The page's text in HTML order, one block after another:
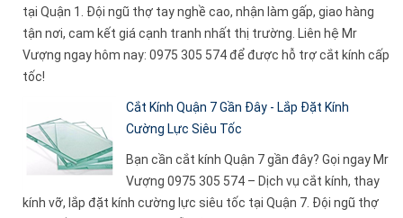
tại Quận 1. Đội ngũ thợ tay nghề cao, nhận làm gấp, giao hàng
tận nơi, cam kết giá cạnh tranh nhất thị trường. Liên hệ Mr
Vượng ngay hôm nay: 0975 305 574 để được hỗ trợ cắt kính cấp
tốc!
Cắt Kính Quận 7 Gần Đây - Lắp Đặt Kính
Cường Lực Siêu Tốc
Bạn cần cắt kính Quận 7 gần đây? Gọi ngay Mr
Vượng 0975 305 574 – Dịch vụ cắt kính, thay
kính vỡ, lắp đặt kính cường lực siêu tốc tại Quận 7. Đội ngũ thợ